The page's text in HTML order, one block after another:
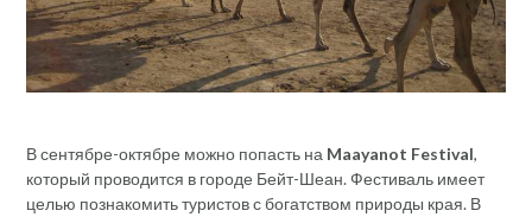
В сентябре-октябре можно попасть на Maayanot Festival,
который проводится в городе Бейт-Шеан. Фестиваль имеет
целью познакомить туристов с богатством природы края. В